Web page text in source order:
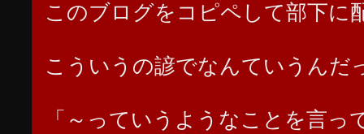
このブログをコピペして部下に
こういうの諺でなんていうんだ
「～っていうようなことを言っ